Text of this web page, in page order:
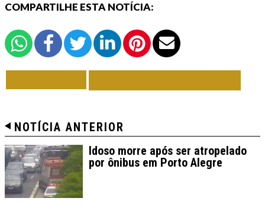
COMPARTILHE ESTA NOTÍCIA:
NOTÍCIA ANTERIOR
Idoso morre após ser atropelado
por ônibus em Porto Alegre